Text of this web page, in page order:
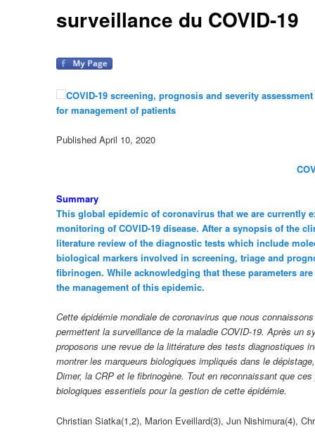
surveillance du COVID-19
COVID-19 screening, prognosis and severity
for management of patients
Published April 10, 2020
Summary
This global epidemic of coronavirus that we are currently
monitoring of COVID-19 disease. After a synopsis of the
literature review of the diagnostic tests which include
biological markers involved in screening, triage and
fibrinogen. While acknowledging that these parameters
the management of this epidemic.
Cette épidémie mondiale de coronavirus que nous
permettent la surveillance de la maladie COVID-19. Après un
proposons une revue de la littérature des tests diagnostiques
montrer les marqueurs biologiques impliqués dans le
Dimer, la CRP et le fibrinogène. Tout en reconnaissant que
biologiques essentiels pour la gestion de cette épidémie.
Christian Siatka(1,2), Marion Eveillard(3), Jun Nishimura(4),